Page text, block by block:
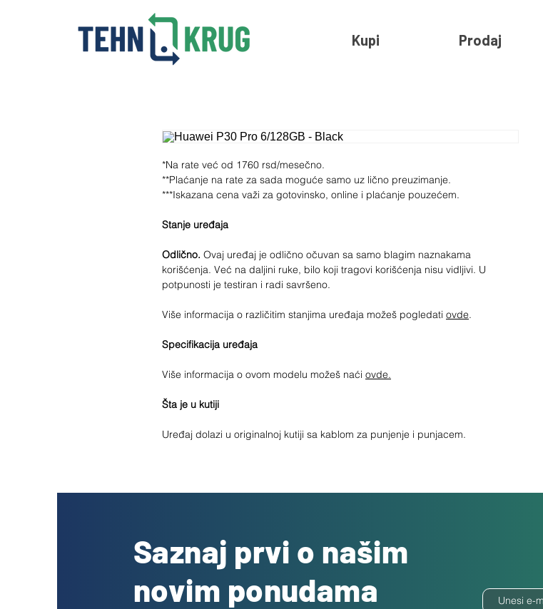
Kupi Prodaj
*Na rate već od 1760 rsd/mesečno.
**Plaćanje na rate za sada moguće samo uz lično preuzimanje.
***Iskazana cena važi za gotovinsko, online i plaćanje pouzećem.
Stanje uređaja
Odlično. Ovaj uređaj je odlično očuvan sa samo blagim naznakama
korišćenja. Već na daljini ruke, bilo koji tragovi korišćenja nisu vidljivi. U
potpunosti je testiran i radi savršeno.
Više informacija o različitim stanjima uređaja možeš pogledati ovde.
Specifikacija uređaja
Više informacija o ovom modelu možeš naći ovde.
Šta je u kutiji
Uređaj dolazi u originalnoj kutiji sa kablom za punjenje i punjacem.
Saznaj prvi o našim
novim ponudama